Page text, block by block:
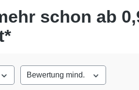
schon ab
Bewertung mind.